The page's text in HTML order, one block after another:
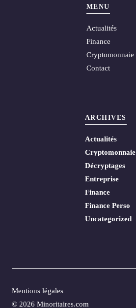
MENU
Actualités
Finance
Cryptomonnaie
Contact
ARCHIVES
Actualités
Cryptomonnaie
Décryptages
Entreprise
Finance
Finance Perso
Uncategorized
© 2026 Minoritaires.com
Mentions légales